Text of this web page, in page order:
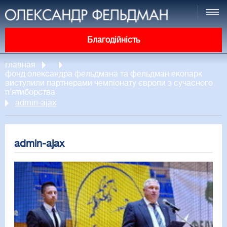
Благодійність
главная
фонд олександра фельдмана та фельдман екопарк
виступили партнерами чемпіонату європи з сучасного
п’ятиборства
admin-ajax
admin-ajax